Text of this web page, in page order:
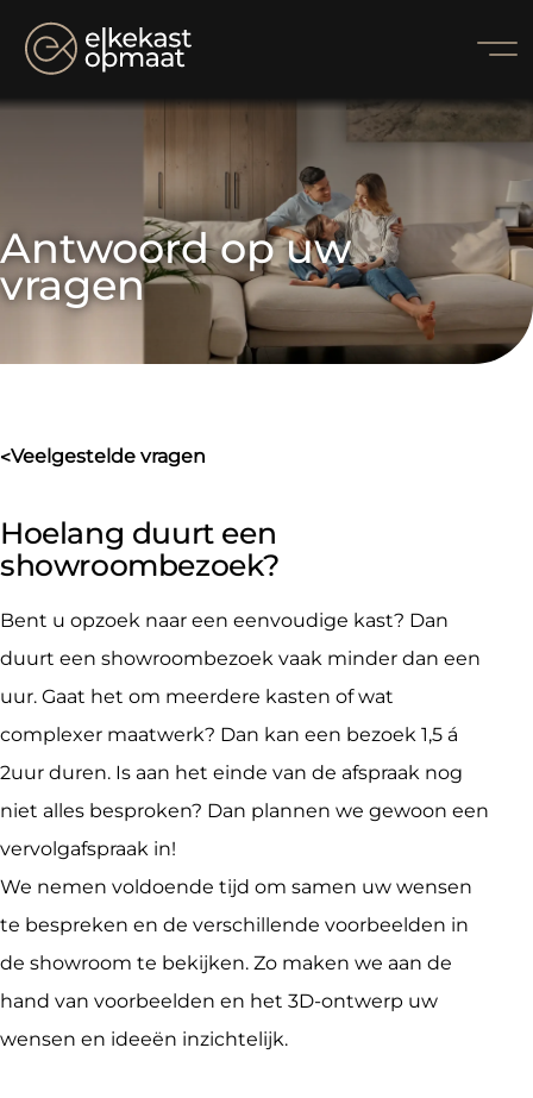
Antwoord op uw
vragen
> veelgestelde vragen
Hoelang duurt een
showroombezoek?
Bent u opzoek naar een eenvoudige kast? Dan
duurt een showroombezoek vaak minder dan een
uur. Gaat het om meerdere kasten of wat
complexer maatwerk? Dan kan een bezoek 1,5 á
2uur duren. Is aan het einde van de afspraak nog
niet alles besproken? Dan plannen we gewoon een
vervolgafspraak in!
We nemen voldoende tijd om samen uw wensen
te bespreken en de verschillende voorbeelden in
de showroom te bekijken. Zo maken we aan de
hand van voorbeelden en het 3D-ontwerp uw
wensen en ideeën inzichtelijk.